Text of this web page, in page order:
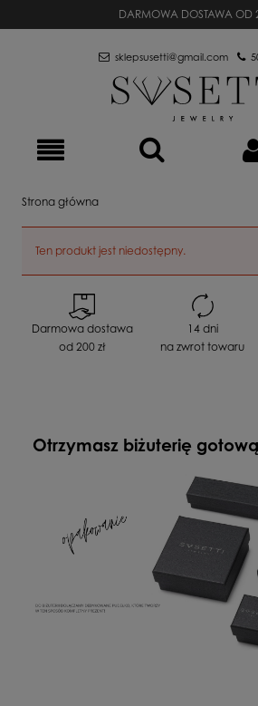
DARMOWA DOSTAWA OD
sklepsusetti@gmail.com
Strona główna
Ten produkt jest niedostępny.
Darmowa dostawa
od 200 zł
14 dni
na zwrot towaru
Otrzymasz biżuterię